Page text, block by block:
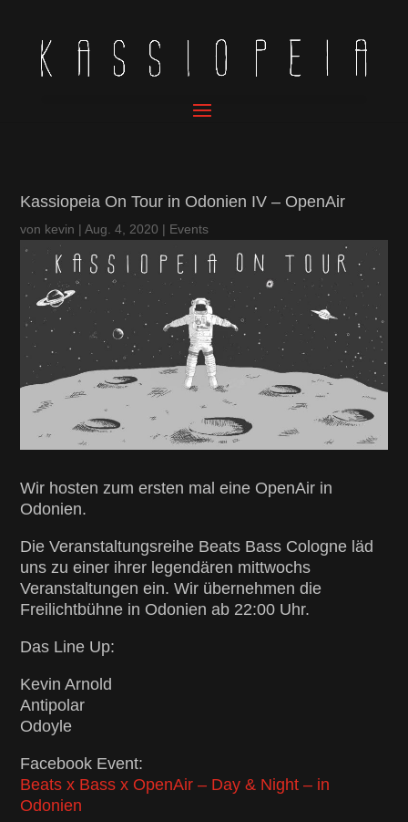
Kassiopeia On Tour in Odonien IV – OpenAir
von kevin |Aug. 4, 2020 | Events
Wir hosten zum ersten mal eine OpenAir in
Odonien.
Die Veranstaltungsreihe Beats Bass Cologne läd
uns zu einer ihrer legendären mittwochs
Veranstaltungen ein. Wir übernehmen die
Freilichtbühne in Odonien ab 22:00 Uhr.
Das Line Up:
Kevin Arnold
Antipolar
Odoyle
Facebook Event:
Beats x Bass x OpenAir – Day & Night – in
Odonien